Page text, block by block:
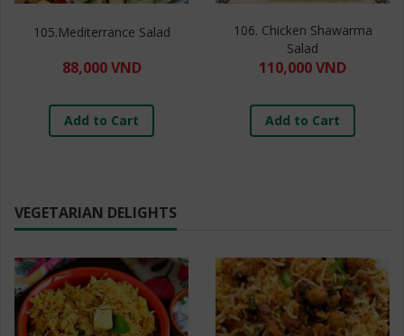
105.Mediterrance Salad
88,000 VND
Add to Cart
106. Chicken Shawarma
Salad
110,000 VND
Add to Cart
VEGETARIAN DELIGHTS